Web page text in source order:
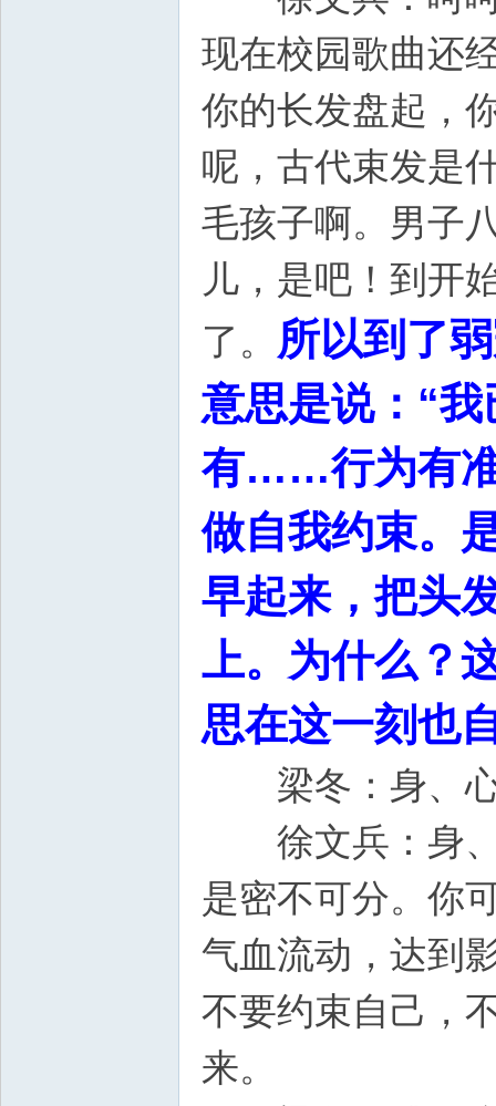
现在校园歌曲还
你的长发盘起，
呢，古代束发是
毛孩子啊。男子
儿，是吧！到开
了。 所以到了
意思是说：“
有……行为有准
做自我约束。
早起来，把头
上。为什么？
思在这一刻也
梁冬：身、心
徐文兵：身、
是密不可分。你
气血流动，达到
不要约束自己，
来。